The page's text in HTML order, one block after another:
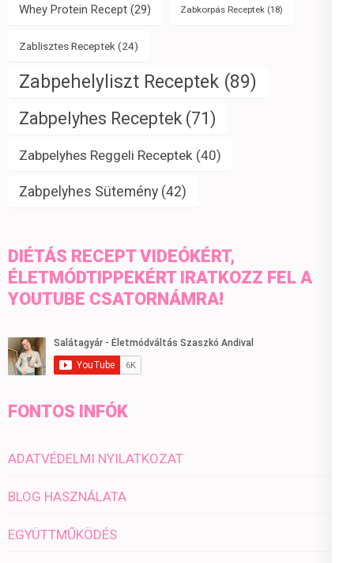
Whey Protein Recept (29) Zabkorpás Receptek (18)
Zablisztes Receptek (24)
Zabpehelyliszt Receptek (89)
Zabpelyhes Receptek (71)
Zabpelyhes Reggeli Receptek (40)
Zabpelyhes Sütemény (42)
DIÉTÁS RECEPT VIDEÓKÉRT,
ÉLETMÓDTIPPEKÉRT IRATKOZZ FEL A
YOUTUBE CSATORNÁMRA!
FONTOS INFÓK
ADATVÉDELMI NYILATKOZAT
BLOG HASZNÁLATA
EGYÜTTMŰKÖDÉS